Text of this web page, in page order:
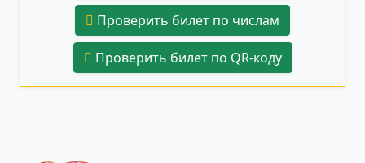
Проверить билет по числам
Проверить билет по QR-коду